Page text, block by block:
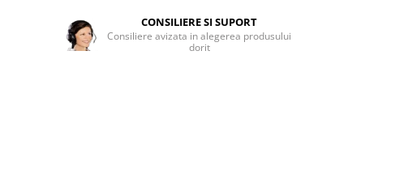
CONSILIERE SI SUPORT
Consiliere avizata in alegerea produsului
dorit